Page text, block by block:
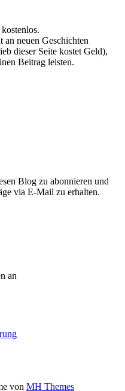
neuen Geschichten
dieser Seite kostet Geld),
Beitrag leisten.
Blog zu abonnieren und
via E-Mail zu erhalten.
an
von MH Themes